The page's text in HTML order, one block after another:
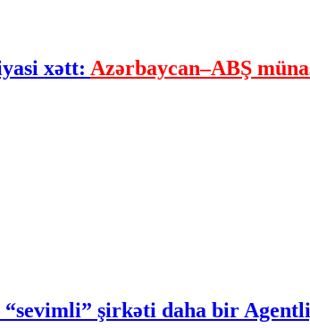
xətt: Azərbaycan–ABŞ
şirkəti daha bir